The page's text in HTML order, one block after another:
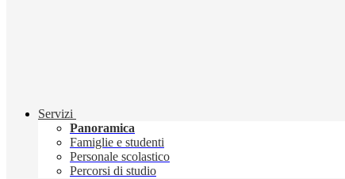
Servizi
Panoramica
Famiglie e studenti
Personale scolastico
Percorsi di studio